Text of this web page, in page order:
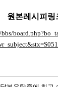
원본레시피링